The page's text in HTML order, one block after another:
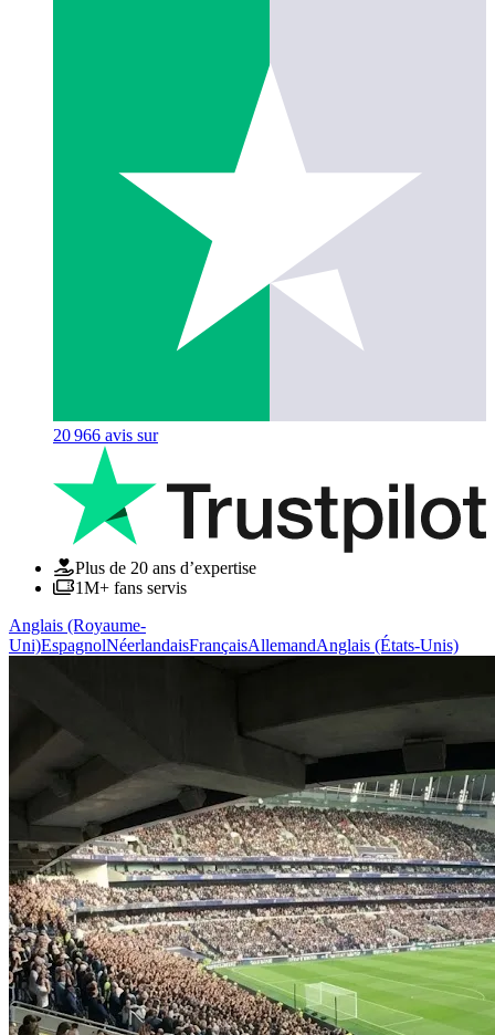
20 966 avis sur
Plus de 20 ans d’expertise
1M+ fans servis
Anglais (Royaume-
Uni)EspagnolNéerlandaisFrançaisAllemandAnglais (États-Unis)